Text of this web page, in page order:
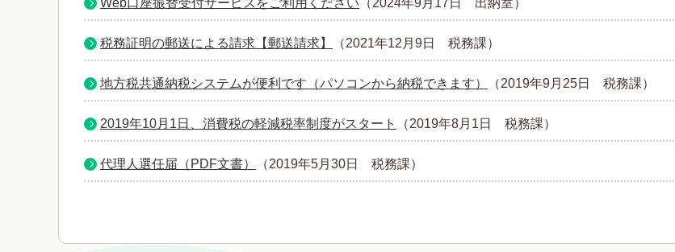
Web口座振替受付サービスをご利用ください （2024年9月17日 出納室）
税務証明の郵送による請求【郵送請求】 （2021年12月9日 税務課）
地方税共通納税システムが便利です（パソコンから納税できます） （2019年9月25日 税務課）
2019年10月1日、消費税の軽減税率制度がスタート （2019年8月1日 税務課）
代理人選任届（PDF文書） （2019年5月30日 税務課）